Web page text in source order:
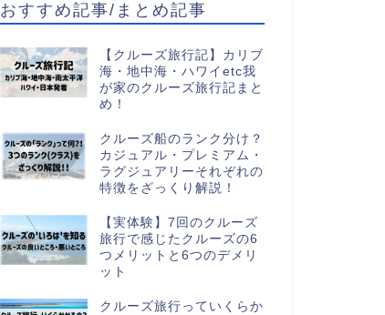
おすすめ記事/まとめ記事
【クルーズ旅行記】カリブ
海・地中海・ハワイetc我
が家のクルーズ旅行記まと
め！
クルーズ船のランク分け？
カジュアル・プレミアム・
ラグジュアリーそれぞれの
特徴をざっくり解説！
【実体験】7回のクルーズ
旅行で感じたクルーズの6
つメリットと6つのデメリ
ット
クルーズ旅行っていくらか